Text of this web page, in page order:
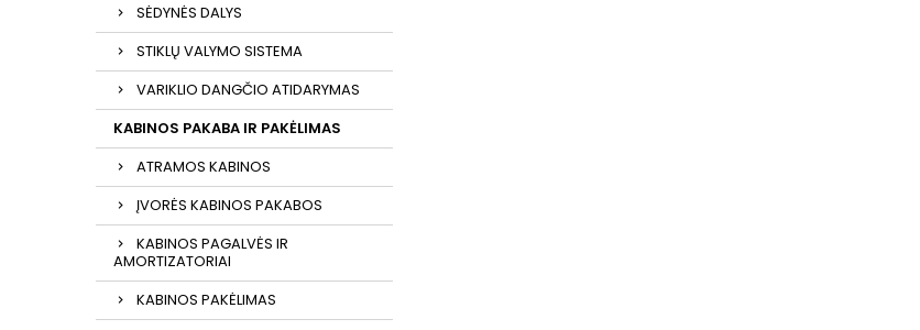
SĖDYNĖS DALYS
STIKLŲ VALYMO SISTEMA
VARIKLIO DANGČIO ATIDARYMAS
KABINOS PAKABA IR PAKĖLIMAS
ATRAMOS KABINOS
ĮVORĖS KABINOS PAKABOS
KABINOS PAGALVĖS IR
AMORTIZATORIAI
KABINOS PAKĖLIMAS